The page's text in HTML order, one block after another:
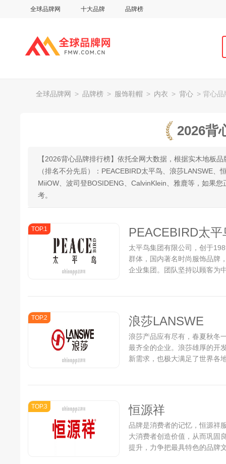
全球品牌网 十大品牌 品牌榜
全球品牌网 > 品牌榜 > 服饰鞋帽 > 内衣 > 背心 > 背心
2026背
【2026背心品牌排行榜】依托全网大数据，根据实木地板
（排名不分先后）：PEACEBIRD太平鸟、浪莎LANSWE
MiiOW、波司登BOSIDENG、CalvinKlein、雅鹿等，如果
考。
TOP.1 PEACEBIRD太平
太平鸟集团有限公司，创于
群体，国内著名时尚服饰品牌
企业集团。团队坚持以顾客为
TOP.2 浪莎LANSWE
浪莎产品应有尽有，春夏秋冬
最齐全的企业。浪莎雄厚的开
新需求，也极大满足了世界各
TOP.3 恒源祥
品牌是消费者的记忆，恒源祥
大消费者创造价值，从而巩固
提升，力争把最具特色的品牌